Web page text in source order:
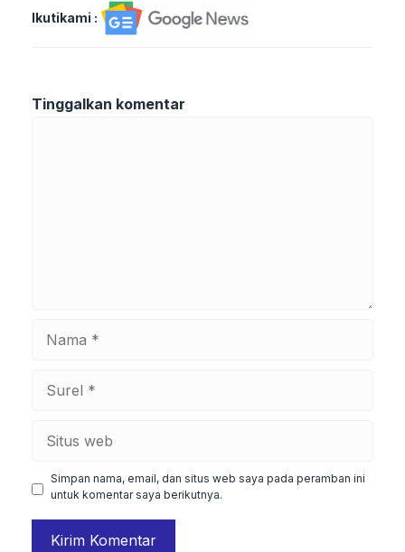
Ikutikami :
Tinggalkan komentar
Simpan nama, email, dan situs web saya pada peramban ini
untuk komentar saya berikutnya.